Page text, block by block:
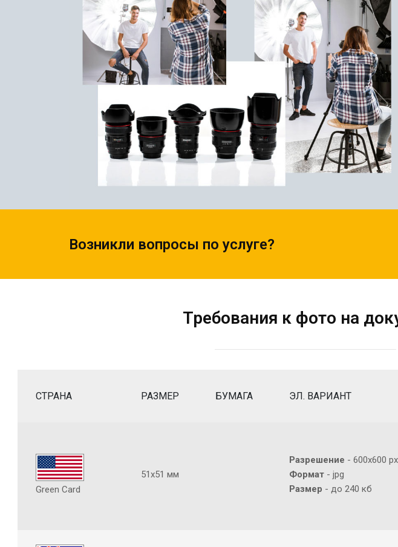
ПРОШИВКА ДИПЛОМА/
ПРЯМАЯ И ПЛОТТЕРНАЯ
ТИСНЕНИЕ / ГРАВИРОВКА
КАЛЕНДАРИ
КОНВЕРТЫ
ЛИСТОВКИ / ФЛАЕРЫ
НАКЛЕЙКИ / СТИКЕРЫ
ПАПКИ
СЕРТИФИКАТЫ
ХЕНГЕРЫ
ШИЛЬДЫ
БРЕНДОВАЯ УПАКОВКА
КОНТЕЙНЕРЫ ДЛЯ ЕДЫ
КОРПОРАТИВНЫЕ
СЛАДОСТИ
НАСТОЛЬНАЯ
КОНСТРУКЦИЯ
ПАКЕТЫ
БУМАЖНЫЕ СТАКАНЫ
КОРОБКИ
ВОЗДУШНЫЕ ШАРЫ
Возникли вопросы по услуге?
Требования к фото на
СТРАНА РАЗМЕР БУМАГА ЭЛ. ВАРИАНТ
Green Card
51х51 мм
Разрешение - 600х600
Формат - jpg
Размер - до 240 кб